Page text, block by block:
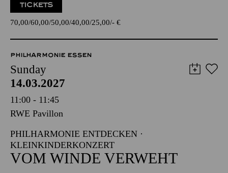
TICKETS
70,00 60,00 50,00 40,00 25,00 - €
PHILHARMONIE ESSEN
Sunday
14.03.2027
11:00 - 11:45
RWE Pavillon
PHILHARMONIE ENTDECKEN ·
KLEINKINDERKONZERT
VOM WINDE VERWEHT